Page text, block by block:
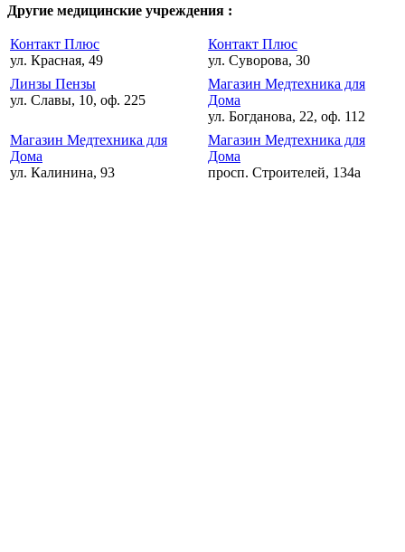
Другие медицинские учреждения :
Контакт Плюс
ул. Красная, 49
Контакт Плюс
ул. Суворова, 30
Линзы Пензы
ул. Славы, 10, оф. 225
Магазин Медтехника для
Дома
ул. Богданова, 22, оф. 112
Магазин Медтехника для
Дома
ул. Калинина, 93
Магазин Медтехника для
Дома
просп. Строителей, 134а